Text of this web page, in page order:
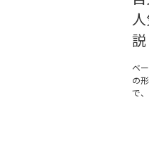
説
ベ
の
で